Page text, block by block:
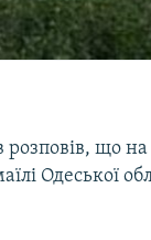
розповів, що
Одеської